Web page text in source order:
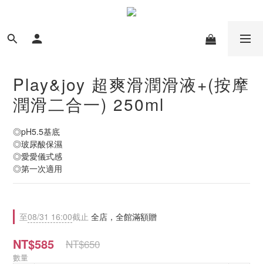
Play&joy 超爽滑潤滑液+(按摩
潤滑二合一) 250ml
◎pH5.5基底
◎玻尿酸保濕
◎愛愛儀式感
◎第一次適用
至08/31 16:00截止 全店，全館滿額贈
NT$585 NT$650
數量